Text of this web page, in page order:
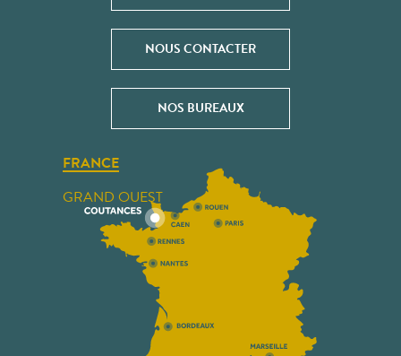
NOUS CONTACTER
NOS BUREAUX
FRANCE
GRAND OUEST